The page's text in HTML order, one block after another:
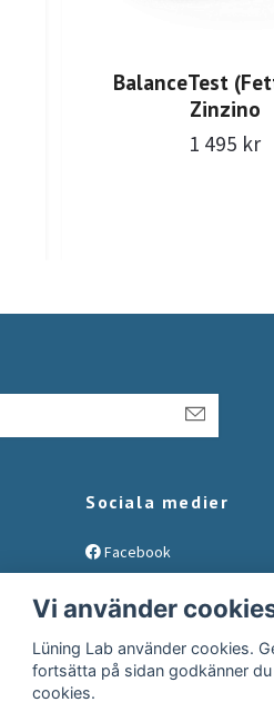
BalanceTest
Zinzino
1 495 kr
Sociala medier
Facebook
Vi använder
Lüning Lab använder cookies.
fortsätta på sidan godkänner
cookies.